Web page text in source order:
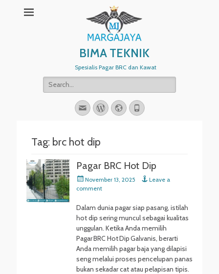
BIMA TEKNIK
Spesialis Pagar BRC dan Kawat
Search
for:
EmailWordPress
WebsitePhone
Tag: brc hot dip
Pagar BRC Hot Dip
Posted
on
November 13, 2025
Leave a
comment
Dalam dunia pagar siap pasang, istilah
hot dip sering muncul sebagai kualitas
unggulan. Ketika Anda memilih
Pagar BRC Hot Dip Galvanis, berarti
Anda memilih pagar baja yang dilapisi
seng melalui proses pencelupan panas
bukan sekadar cat atau pelapisan tipis.